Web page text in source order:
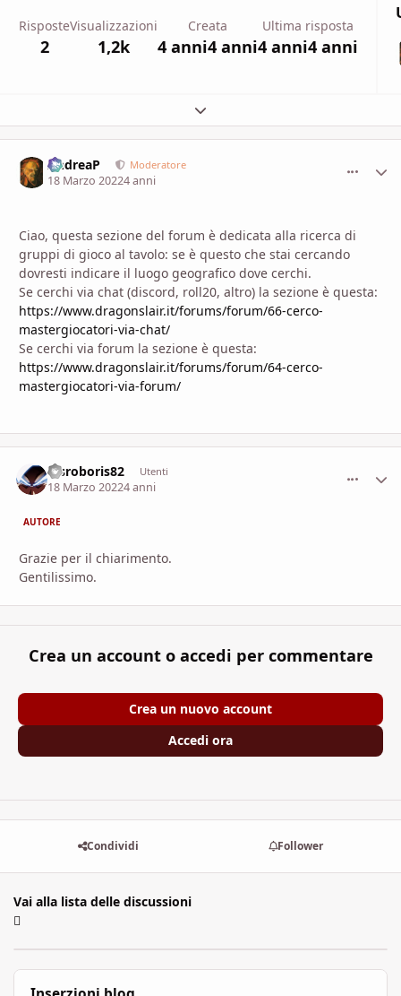
Risposte
2
Visualizzazioni
1,2k
Creata
4 anni4 anni
Ultima risposta
4 anni4 anni
Espandi panoramica del topic
AndreaP Moderatore
18 Marzo 20224 anni
Ciao, questa sezione del forum è dedicata alla ricerca di
gruppi di gioco al tavolo: se è questo che stai cercando
dovresti indicare il luogo geografico dove cerchi.
Se cerchi via chat (discord, roll20, altro) la sezione è questa:
https://www.dragonslair.it/forums/forum/66-cerco-
mastergiocatori-via-chat/
Se cerchi via forum la sezione è questa:
https://www.dragonslair.it/forums/forum/64-cerco-
mastergiocatori-via-forum/
Visroboris82 Utenti
18 Marzo 20224 anni
AUTORE
Grazie per il chiarimento.
Gentilissimo.
Crea un account o accedi per commentare
Crea un nuovo account
Accedi ora
Condividi Follower
Vai alla lista delle discussioni